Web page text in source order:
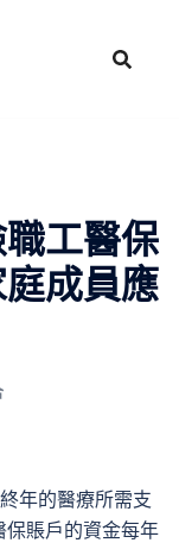
工醫保
成員應
年的醫療所需支
賬戶的資金每年